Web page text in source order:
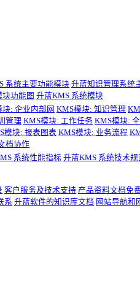
系统主要功能模块 升蓝知识管理系统
块功能图 升蓝KMS 系统模块
块: 企业内部网 KMS模块: 知识管理
管理 KMS模块: 工作任务 KMS模块:
模块: 报表图表 KMS模块: 业务流程
档协作
系统性能指标 升蓝KMS 系统技术规
客户服务及技术支持 产品资料文档免
系 升蓝软件的知识库文档 网站导航和